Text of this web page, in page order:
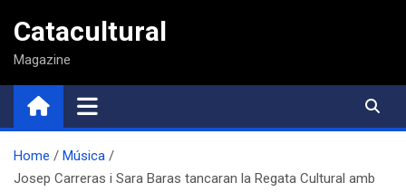
contenido
Catacultural
Magazine
Home
Música
Josep Carreras i Sara Baras tancaran la Regata Cultural amb